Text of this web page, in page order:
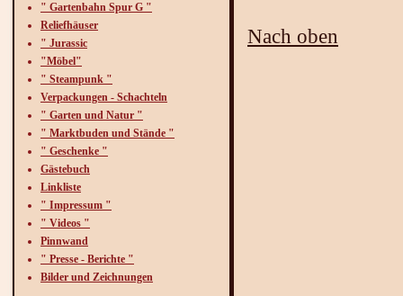
" Gartenbahn Spur G "
Reliefhäuser
" Jurassic
"Möbel"
" Steampunk "
Verpackungen - Schachteln
" Garten und Natur "
" Marktbuden und Stände "
" Geschenke "
Gästebuch
Linkliste
" Impressum "
" Videos "
Pinnwand
" Presse - Berichte "
Bilder und Zeichnungen
Nach oben